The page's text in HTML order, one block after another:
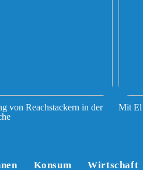
von Reachstackern in der
Mit El
Konsum Wirtschaft